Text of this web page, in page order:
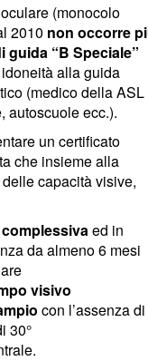
(monocolo
2010 non occorre
guida “B Speciale”
alla guida
(medico della ASL
autoscuole ecc.).
un certificato
che insieme alla
capacità visive,
ed in
da almeno 6 mesi
visivo
con l’assenza di
30°